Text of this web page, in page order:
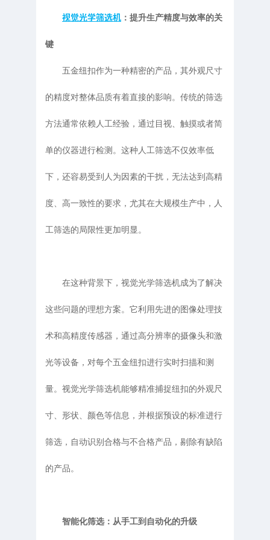
视觉光学筛选机 ：提升生产精度与效率的关
键
五金纽扣作为一种精密的产品，其外观尺寸
的精度对整体品质有着直接的影响。传统的筛选
方法通常依赖人工经验，通过目视、触摸或者简
单的仪器进行检测。这种人工筛选不仅效率低
下，还容易受到人为因素的干扰，无法达到高精
度、高一致性的要求，尤其在大规模生产中，人
工筛选的局限性更加明显。
在这种背景下，视觉光学筛选机成为了解决
这些问题的理想方案。它利用先进的图像处理技
术和高精度传感器，通过高分辨率的摄像头和激
光等设备，对每个五金纽扣进行实时扫描和测
量。视觉光学筛选机能够精准捕捉纽扣的外观尺
寸、形状、颜色等信息，并根据预设的标准进行
筛选，自动识别合格与不合格产品，剔除有缺陷
的产品。
智能化筛选：从手工到自动化的升级